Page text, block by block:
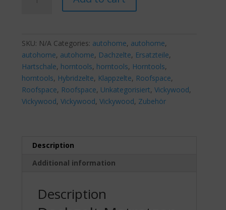
SKU: N/A Categories: autohome, autohome,
autohome, autohome, Dachzelte, Ersatzteile,
Hartschale, horntools, horntools, Horntools,
horntools, Hybridzelte, Klappzelte, Roofspace,
Roofspace, Roofspace, Unkategorisiert,Vickywood,
Vickywood,Vickywood,Vickywood, Zubehör
Description
Additional information
Description